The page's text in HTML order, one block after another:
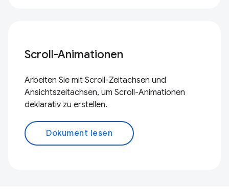
Scroll-Animationen
Arbeiten Sie mit Scroll-Zeitachsen und
Ansichtszeitachsen, um Scroll-Animationen
deklarativ zu erstellen.
Dokument lesen